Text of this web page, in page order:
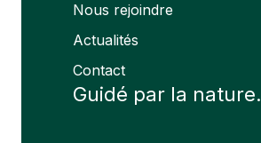
Nous rejoindre
Actualités
Contact
Guidé par la nature.